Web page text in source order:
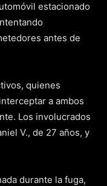
estacionado
antes de
quienes
a ambos
Los involucrados
V., de 27 años, y
durante la fuga,